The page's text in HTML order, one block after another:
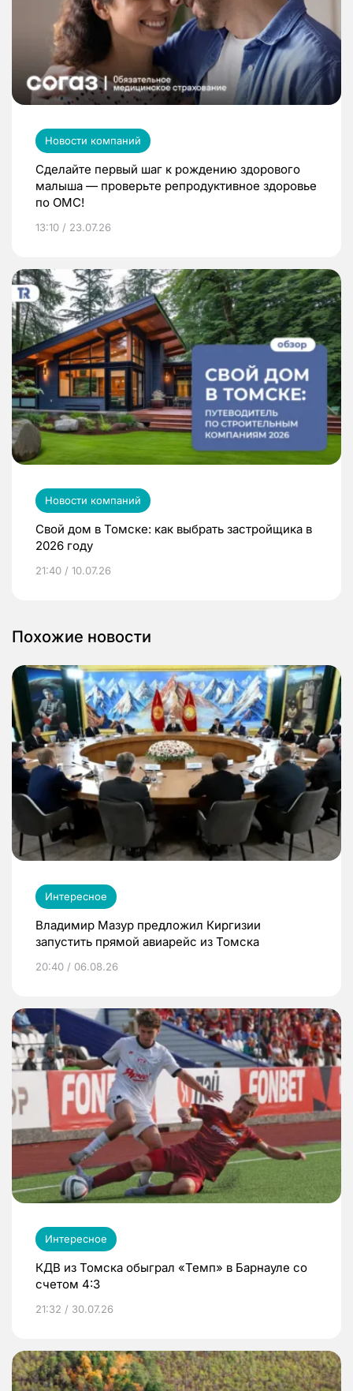
Новости компаний
Сделайте первый шаг к рождению здорового
малыша — проверьте репродуктивное здоровье
по ОМС!
13:10 / 23.07.26
Новости компаний
Свой дом в Томске: как выбрать застройщика в
2026 году
21:40 / 10.07.26
Похожие новости
Интересное
Владимир Мазур предложил Киргизии
запустить прямой авиарейс из Томска
20:40 / 06.08.26
Интересное
КДВ из Томска обыграл «Темп» в Барнауле со
счетом 4:3
21:32 / 30.07.26